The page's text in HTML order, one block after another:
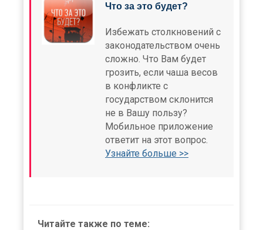
Что за это будет?
Избежать столкновений с
законодательством очень
сложно. Что Вам будет
грозить, если чаша весов
в конфликте с
государством склонится
не в Вашу пользу?
Мобильное приложение
ответит на этот вопрос.
Узнайте больше >>
Читайте также по теме: